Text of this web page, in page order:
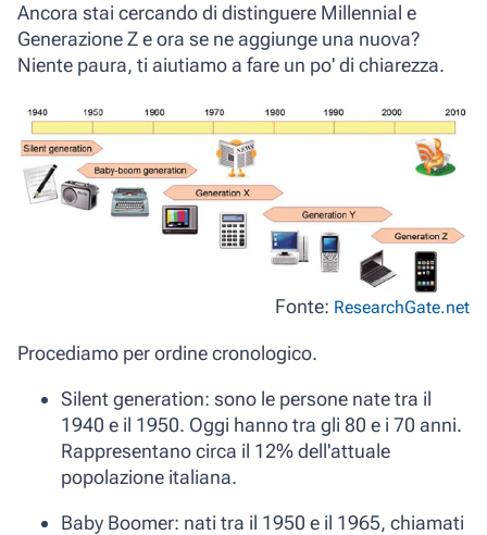
Ancora stai cercando di distinguere Millennial e
Generazione Z e ora se ne aggiunge una nuova?
Niente paura, ti aiutiamo a fare un po' di chiarezza.
Fonte: ResearchGate.net
Procediamo per ordine cronologico.
Silent generation: sono le persone nate tra il
1940 e il 1950. Oggi hanno tra gli 80 e i 70 anni.
Rappresentano circa il 12%dell'attuale
popolazione italiana.
Baby Boomer: nati tra il 1950 e il 1965, chiamati